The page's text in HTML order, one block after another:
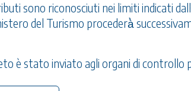
sono riconosciuti nei limiti indicati
del Turismo procederà̀
è stato inviato agli organi di controllo